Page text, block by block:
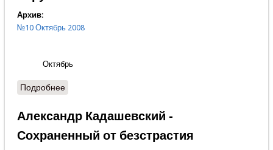
Архив:
№10 Октябрь 2008
Октябрь
Подробнеео Зарубки
Александр Кадашевский -
Сохраненный от безстрастия